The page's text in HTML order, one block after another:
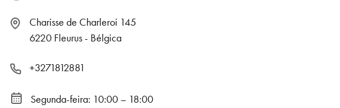
Charisse de Charleroi 145
6220 Fleurus - Bélgica
+3271812881
Segunda-feira: 10:00 – 18:00